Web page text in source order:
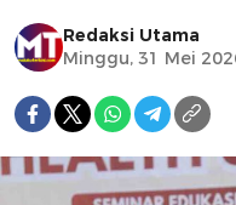
Redaksi Utama
Minggu, 31 Mei